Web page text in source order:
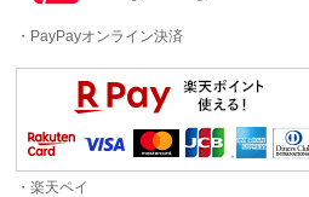
・PayPayオンライン決済
・楽天ペイ